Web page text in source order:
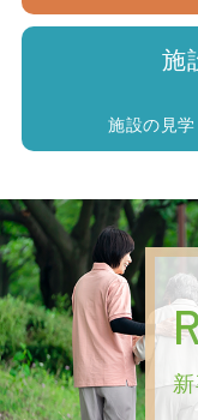
施
施設の見学